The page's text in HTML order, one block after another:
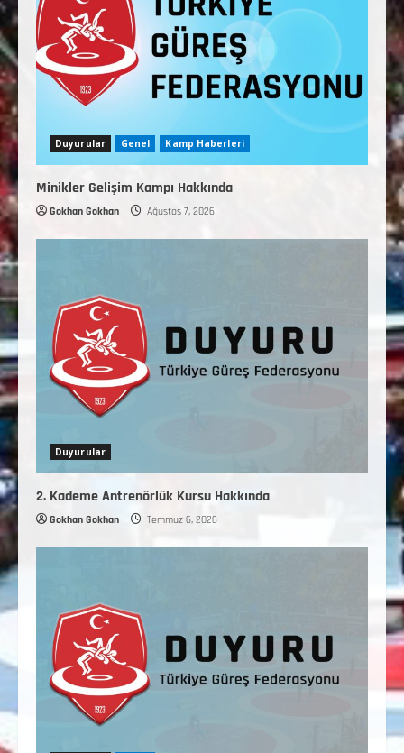
Duyurular Genel Kamp Haberleri
Minikler Gelişim Kampı Hakkında
Gokhan Gokhan Ağustos 7, 2026
Duyurular
2. Kademe Antrenörlük Kursu Hakkında
Gokhan Gokhan Temmuz 6, 2026